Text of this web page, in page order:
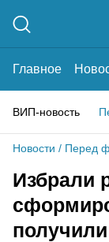
Главное
ВИП-новость
Новости / Перед
Избрали